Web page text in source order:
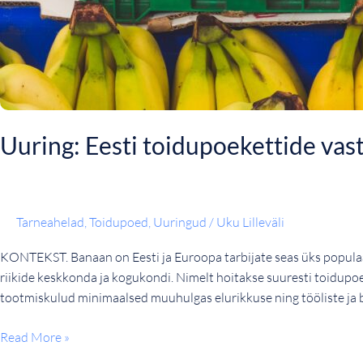
Uuring: Eesti toidupoekettide
Tarneahelad Toidupoed Uuringud / Uku Lilleväli
KONTEKST. Banaan on Eesti ja Euroopa tarbijate seas üks
riikide keskkonda ja kogukondi. Nimelt hoitakse suuresti
tootmiskulud minimaalsed muuhulgas elurikkuse ning tööliste
Read More »